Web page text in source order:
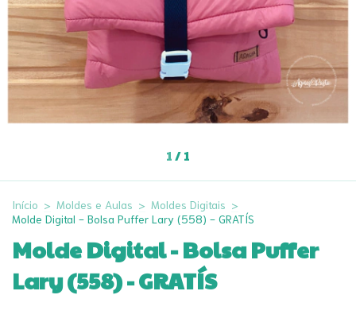
1/1
Início > Moldes e Aulas > Moldes Digitais >
Molde Digital - Bolsa Puffer Lary (558) - GRATÍS
Molde Digital - Bolsa Puffer
Lary (558) - GRATÍS